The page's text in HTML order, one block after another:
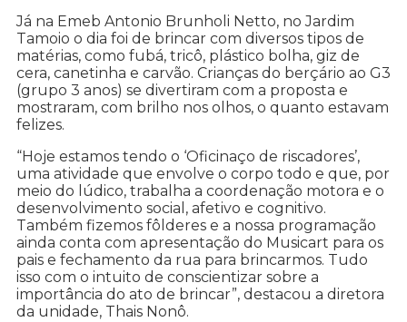
Já na Emeb Antonio Brunholi Netto, no Jardim
Tamoio o dia foi de brincar com diversos tipos de
matérias, como fubá, tricô, plástico bolha, giz de
cera, canetinha e carvão. Crianças do berçário ao G3
(grupo 3 anos) se divertiram com a proposta e
mostraram, com brilho nos olhos, o quanto estavam
felizes.
“Hoje estamos tendo o ‘Oficinaço de riscadores’,
uma atividade que envolve o corpo todo e que, por
meio do lúdico, trabalha a coordenação motora e o
desenvolvimento social, afetivo e cognitivo.
Também fizemos fôlderes e a nossa programação
ainda conta com apresentação do Musicart para os
pais e fechamento da rua para brincarmos. Tudo
isso com o intuito de conscientizar sobre a
importância do ato de brincar”, destacou a diretora
da unidade, Thais Nonô.